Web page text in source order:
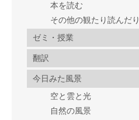
本を読む
その他の観たり読んだり
ゼミ・授業
翻訳
今日みた風景
空と雲と光
自然の風景